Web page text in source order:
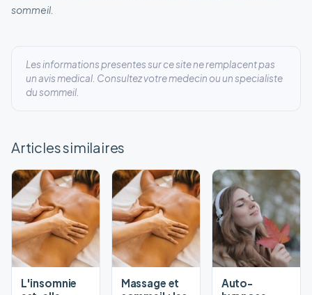
sommeil.
Les informations presentes sur ce site ne remplacent pas
un avis medical. Consultez votre medecin ou un specialiste
du sommeil.
Articles similaires
L'insomnie
Massage et
Auto-